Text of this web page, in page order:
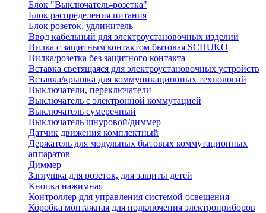
Блок "Выключатель-розетка"
Блок распределения питания
Блок розеток, удлинитель
Ввод кабельный для электроустановочных изделий
Вилка с защитным контактом бытовая SCHUKO
Вилка/розетка без защитного контакта
Вставка светящаяся для электроустановочных устройств
Вставка/крышка для коммуникационных технологий
Выключатели, переключатели
Выключатель с электронной коммутацией
Выключатель сумеречный
Выключатель шнуровой/диммер
Датчик движения комплектный
Держатель для модульных бытовых коммутационных
аппаратов
Диммер
Заглушка для розеток, для защиты детей
Кнопка нажимная
Контроллер для управления системой освещения
Коробка монтажная для подключения электроприборов